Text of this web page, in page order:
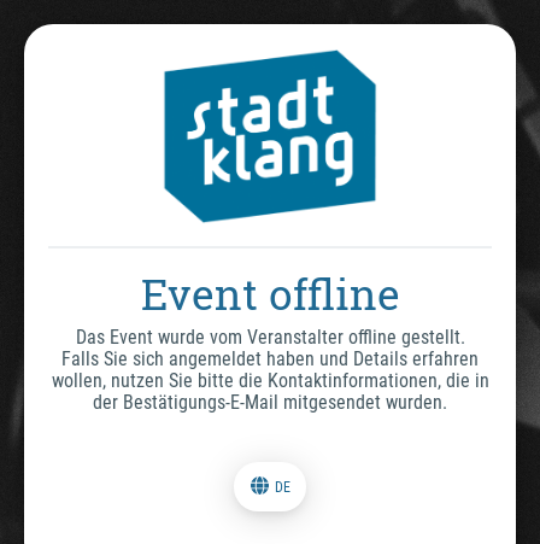
Event offline
Das Event wurde vom Veranstalter offline gestellt.
Falls Sie sich angemeldet haben und Details erfahren
wollen, nutzen Sie bitte die Kontaktinformationen, die in
der Bestätigungs-E-Mail mitgesendet wurden.
DE